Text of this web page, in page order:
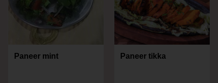
Paneer mint Paneer tikka